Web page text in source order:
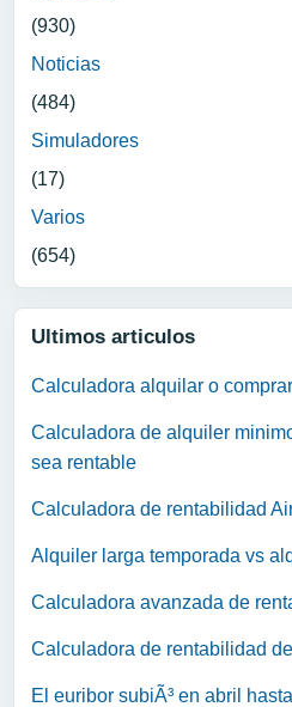
(930)
Noticias
(484)
Simuladores
(17)
Varios
(654)
Ultimos articulos
Calculadora alquilar o
Calculadora de alquiler
sea rentable
Calculadora de rentabilidad
Alquiler larga temporada vs
Calculadora avanzada de
Calculadora de rentabilidad
El euribor subiÃ³ en abril